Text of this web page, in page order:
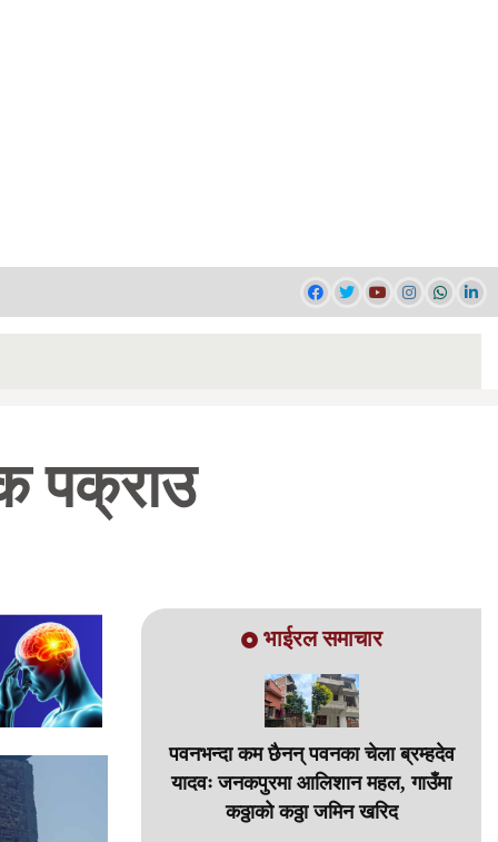
पक्राउ
भाईरल समाचार
पवनभन्दा कम छैनन् पवनका चेला ब्रम्हदेव
यादवः जनकपुरमा आलिशान महल, गाउँमा
कठ्ठाको कठ्ठा जमिन खरिद